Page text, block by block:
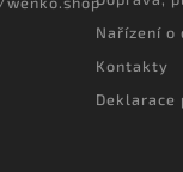
Nařízení o
Kontakty
Deklarace